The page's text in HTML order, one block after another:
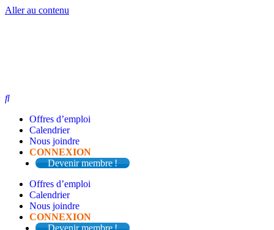
Aller au contenu
Offres d’emploi
Calendrier
Nous joindre
CONNEXION
Devenir membre !
Offres d’emploi
Calendrier
Nous joindre
CONNEXION
Devenir membre !